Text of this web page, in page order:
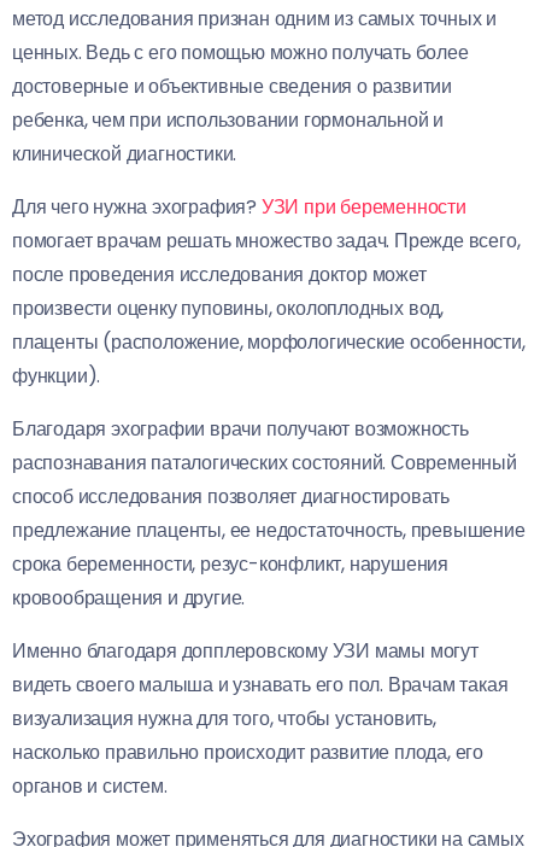
метод исследования признан одним из самых точных и
ценных. Ведь с его помощью можно получать более
достоверные и объективные сведения о развитии
ребенка, чем при использовании гормональной и
клинической диагностики.
Для чего нужна эхография? УЗИ при беременности
помогает врачам решать множество задач. Прежде всего,
после проведения исследования доктор может
произвести оценку пуповины, околоплодных вод,
плаценты (расположение, морфологические особенности,
функции).
Благодаря эхографии врачи получают возможность
распознавания паталогических состояний. Современный
способ исследования позволяет диагностировать
предлежание плаценты, ее недостаточность, превышение
срока беременности, резус-конфликт, нарушения
кровообращения и другие.
Именно благодаря допплеровскому УЗИ мамы могут
видеть своего малыша и узнавать его пол. Врачам такая
визуализация нужна для того, чтобы установить,
насколько правильно происходит развитие плода, его
органов и систем.
Эхография может применяться для диагностики на самых